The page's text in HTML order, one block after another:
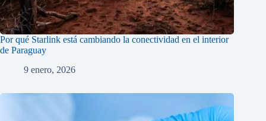
Por qué Starlink está cambiando la conectividad en el interior
de Paraguay
9 enero, 2026